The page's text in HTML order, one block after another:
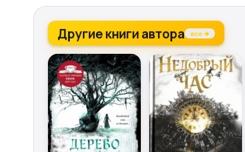
Другие книги автора все →